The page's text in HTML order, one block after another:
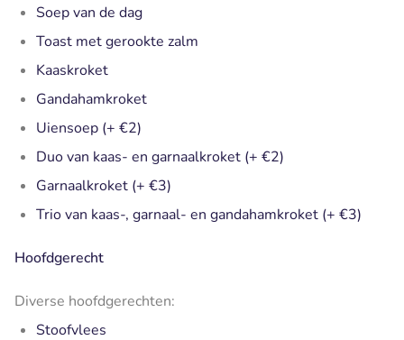
Soep van de dag
Toast met gerookte zalm
Kaaskroket
Gandahamkroket
Uiensoep (+ €2)
Duo van kaas- en garnaalkroket (+ €2)
Garnaalkroket (+ €3)
Trio van kaas-, garnaal- en gandahamkroket (+ €3)
Hoofdgerecht
Diverse hoofdgerechten:
Stoofvlees